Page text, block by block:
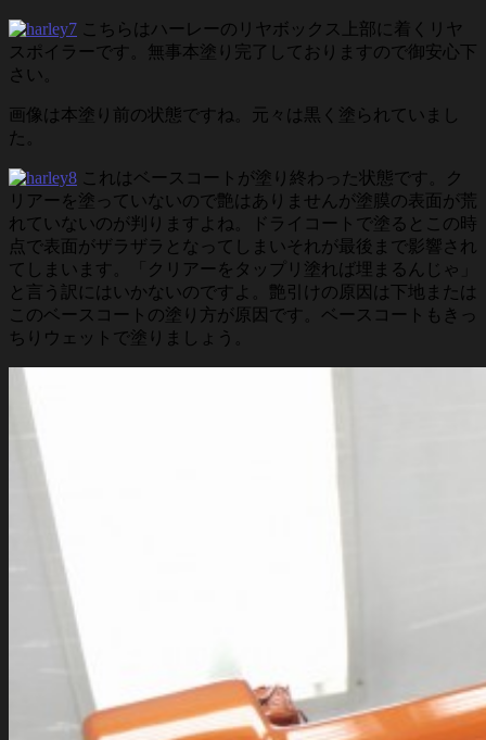
こちらはハーレーのリヤボックス上部に着くリヤ
スポイラーです。無事本塗り完了しておりますので御安心下
さい。
画像は本塗り前の状態ですね。元々は黒く塗られていまし
た。
これはベースコートが塗り終わった状態です。ク
リアーを塗っていないので艶はありませんが塗膜の表面が荒
れていないのが判りますよね。ドライコートで塗るとこの時
点で表面がザラザラとなってしまいそれが最後まで影響され
てしまいます。「クリアーをタップリ塗れば埋まるんじゃ」
と言う訳にはいかないのですよ。艶引けの原因は下地または
このベースコートの塗り方が原因です。ベースコートもきっ
ちりウェットで塗りましょう。